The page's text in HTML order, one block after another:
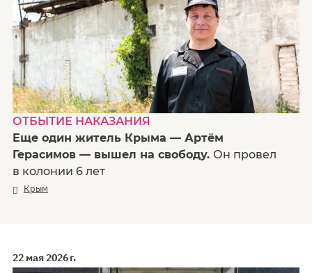
ОТБЫТИЕ НАКАЗАНИЯ
Еще один житель Крыма — Артём
Герасимов — вышел на свободу. Он провел
в колонии 6 лет
Крым
22 мая 2026 г.